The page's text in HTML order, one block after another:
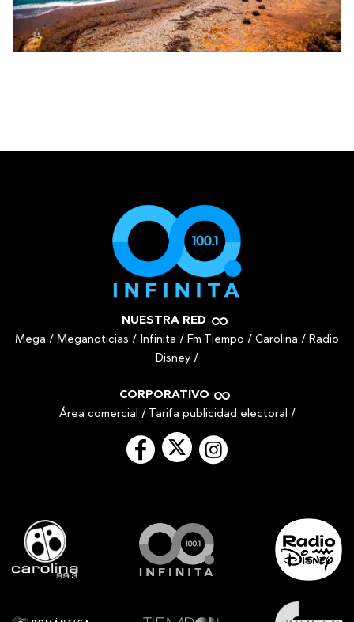
NUESTRA RED
Mega / Meganoticias / Infinita / Fm Tiempo / Carolina / Radio
Disney /
CORPORATIVO
Área comercial / Tarifa publicidad electoral /